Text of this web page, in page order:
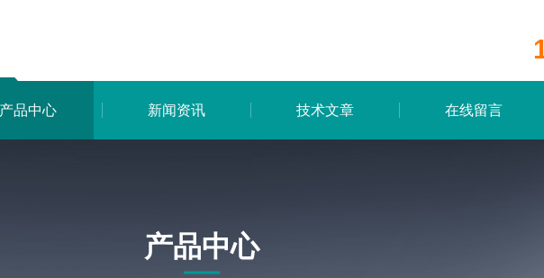
产品中心 新闻资讯 技术文章 在线留言
产品中心